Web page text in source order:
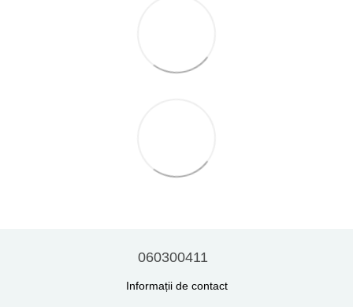
060300411
Informații de contact